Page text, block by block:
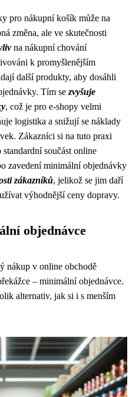
pro nákupní košík může na
změna, ale ve skutečnosti
na nákupní chování
k promyšlenějším
další produkty, aby dosáhli
Tím se zvyšuje
, což je pro e-shopy velmi
logistika a snižují se náklady
Zákazníci si na tuto praxi
součást online
zavedení minimální objednávky
zákazníků, jelikož se jim daří
výhodnější ceny dopravy.
objednávce
nákup v online obchodě
– minimální objednávce.
alternativ, jak si i s menším